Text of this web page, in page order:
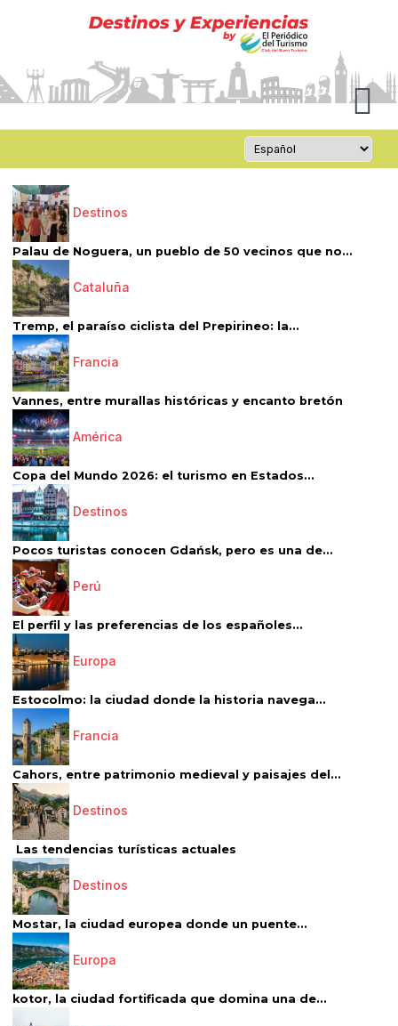
Destinos
Palau de Noguera, un pueblo de 50 vecinos que no...
Cataluña
Tremp, el paraíso ciclista del Prepirineo: la...
Francia
Vannes, entre murallas históricas y encanto bretón
América
Copa del Mundo 2026: el turismo en Estados...
Destinos
Pocos turistas conocen Gdańsk, pero es una de...
Perú
El perfil y las preferencias de los españoles...
Europa
Estocolmo: la ciudad donde la historia navega...
Francia
Cahors, entre patrimonio medieval y paisajes del...
Destinos
Las tendencias turísticas actuales
Destinos
Mostar, la ciudad europea donde un puente...
Europa
kotor, la ciudad fortificada que domina una de...